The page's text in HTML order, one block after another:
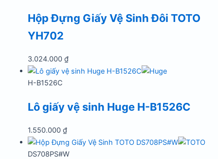
Hộp Đựng Giấy Vệ Sinh Đôi TOTO
YH702
3.024.000₫
H-B1526C
Lô giấy vệ sinh Huge H-B1526C
1.550.000₫
DS708PS#W